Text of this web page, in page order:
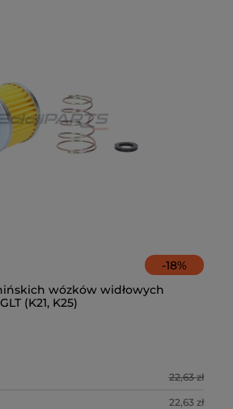
-18%
wózków widłowych
(K21, K25)
22,63 zł
22,63 zł